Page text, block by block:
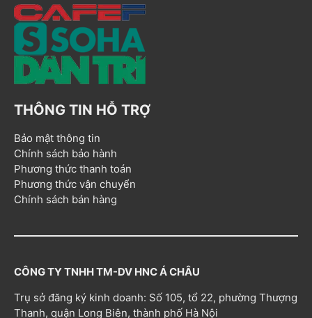
THÔNG TIN HỖ TRỢ
Bảo mật thông tin
Chính sách bảo hành
Phương thức thanh toán
Phương thức vận chuyển
Chính sách bán hàng
CÔNG TY TNHH TM-DV HNC Á CHÂU
Trụ sở đăng ký kinh doanh: Số 105, tổ 22, phường Thượng
Thanh, quận Long Biên, thành phố Hà Nội